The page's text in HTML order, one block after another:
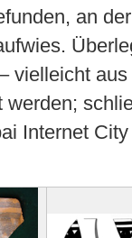
an
vielleicht
werden;
Internet